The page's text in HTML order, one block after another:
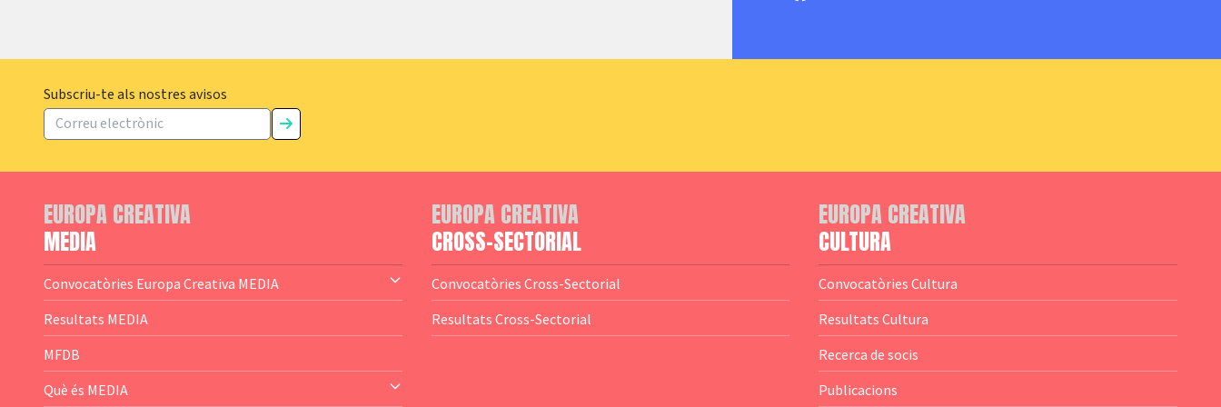
Subscriu-te als nostres avisos
EUROPA CREATIVA
MEDIA
Convocatòries Europa Creativa MEDIA
— Content Cluster
— Business Cluster
— Audience Cluster
Resultats MEDIA
MFDB
Què és MEDIA
EUROPA CREATIVA
CROSS-SECTORIAL
Convocatòries Cross-Sectorial
Resultats Cross-Sectorial
EUROPA CREATIVA
CULTURA
Convocatòries Cultura
Resultats Cultura
Recerca de socis
Publicacions